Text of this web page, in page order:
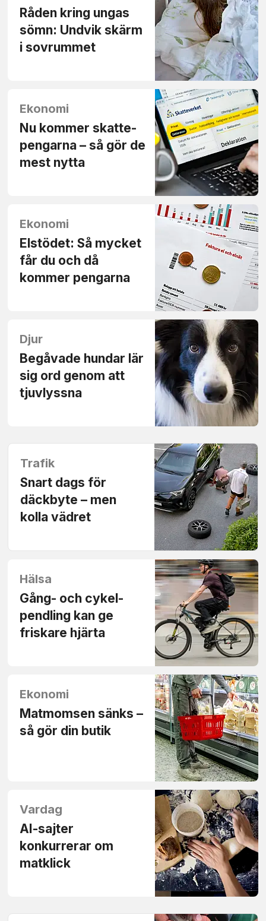
Råden kring ungas
sömn: Undvik skärm
i sov­rummet
Ekonomi
Nu kommer skatte­
pengarna – så gör de
mest nytta
Ekonomi
Elstödet: Så mycket
får du och då
kommer pengarna
Djur
Begåvade hundar lär
sig ord genom att
tjuvlyssna
Trafik
Snart dags för
däckbyte – men
kolla vädret
Hälsa
Gång- och cykel­
pendling kan ge
friskare hjärta
Ekonomi
Matmomsen sänks –
så gör din butik
Vardag
AI-sajter
konkurrerar om
matklick